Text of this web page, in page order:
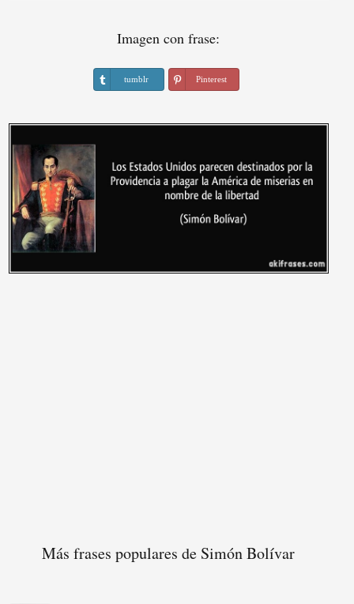
Imagen con frase:
tumblr Pinterest
Más frases populares de Simón Bolívar